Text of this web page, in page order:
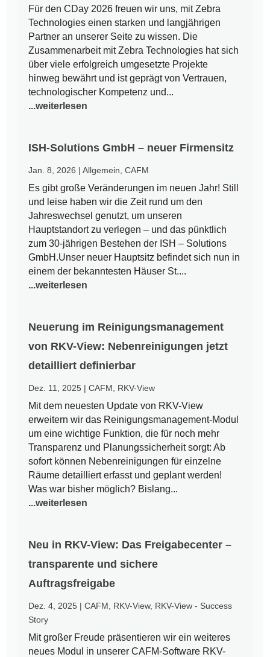
Für den CDay 2026 freuen wir uns, mit Zebra
Technologies einen starken und langjährigen
Partner an unserer Seite zu wissen. Die
Zusammenarbeit mit Zebra Technologies hat sich
über viele erfolgreich umgesetzte Projekte
hinweg bewährt und ist geprägt von Vertrauen,
technologischer Kompetenz und...
...weiterlesen
ISH-Solutions GmbH – neuer Firmensitz
Jan. 8, 2026 |Allgemein ,CAFM
Es gibt große Veränderungen im neuen Jahr! Still
und leise haben wir die Zeit rund um den
Jahreswechsel genutzt, um unseren
Hauptstandort zu verlegen – und das pünktlich
zum 30-jährigen Bestehen der ISH – Solutions
GmbH.Unser neuer Hauptsitz befindet sich nun in
einem der bekanntesten Häuser St....
...weiterlesen
Neuerung im Reinigungsmanagement
von RKV-View: Nebenreinigungen jetzt
detailliert definierbar
Dez. 11, 2025 |CAFM RKV-View
Mit dem neuesten Update von RKV-View
erweitern wir das Reinigungsmanagement-Modul
um eine wichtige Funktion, die für noch mehr
Transparenz und Planungssicherheit sorgt: Ab
sofort können Nebenreinigungen für einzelne
Räume detailliert erfasst und geplant werden!
Was war bisher möglich? Bislang...
...weiterlesen
Neu in RKV-View: Das Freigabecenter –
transparente und sichere
Auftragsfreigabe
Dez. 4, 2025 |CAFM RKV-View, RKV-View - Success
Story
Mit großer Freude präsentieren wir ein weiteres
neues Modul in unserer CAFM-Software RKV-